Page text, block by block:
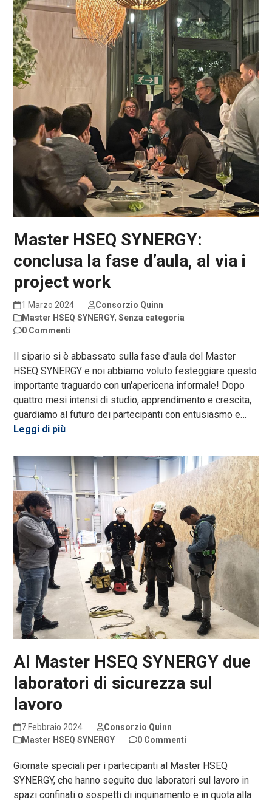
Master HSEQ SYNERGY:
conclusa la fase d’aula, al via i
project work
1 Marzo 2024
Consorzio Quinn
Master HSEQ SYNERGY,Senza categoria
0 Commenti
Il sipario si è abbassato sulla fase d'aula del Master
HSEQ SYNERGY e noi abbiamo voluto festeggiare questo
importante traguardo con un'apericena informale! Dopo
quattro mesi intensi di studio, apprendimento e crescita,
guardiamo al futuro dei partecipanti con entusiasmo e…
Leggi di più
Al Master HSEQ SYNERGY due
laboratori di sicurezza sul
lavoro
7 Febbraio 2024
Consorzio Quinn
Master HSEQ SYNERGY
0 Commenti
Giornate speciali per i partecipanti al Master HSEQ
SYNERGY, che hanno seguito due laboratori sul lavoro in
spazi confinati o sospetti di inquinamento e in quota alla